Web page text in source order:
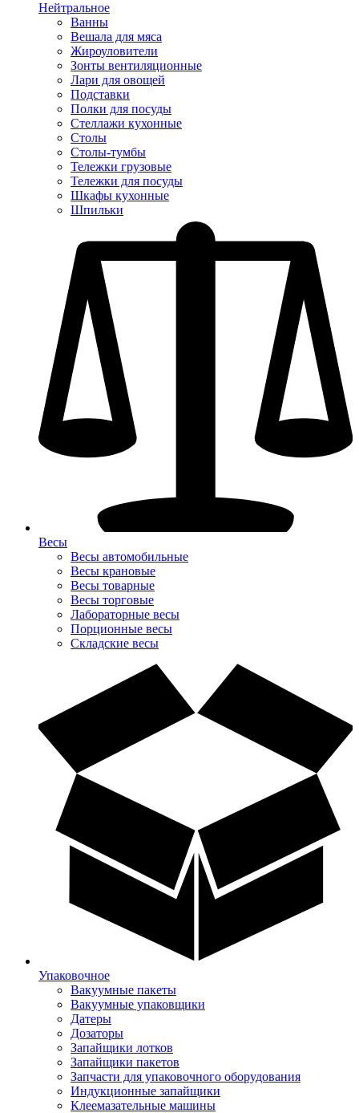
Нейтральное
Ванны
Вешала для мяса
Жироуловители
Зонты вентиляционные
Лари для овощей
Подставки
Полки для посуды
Стеллажи кухонные
Столы
Столы-тумбы
Тележки грузовые
Тележки для посуды
Шкафы кухонные
Шпильки
Весы
Весы автомобильные
Весы крановые
Весы товарные
Весы торговые
Лабораторные весы
Порционные весы
Складские весы
Упаковочное
Вакуумные пакеты
Вакуумные упаковщики
Датеры
Дозаторы
Запайщики лотков
Запайщики пакетов
Запчасти для упаковочного оборудования
Индукционные запайщики
Клеемазательные машины